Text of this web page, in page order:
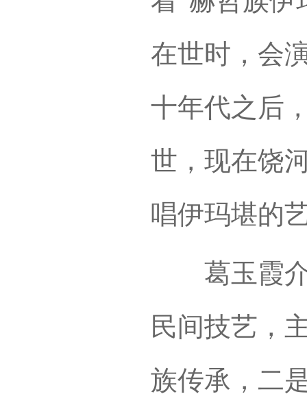
在世时，会
十年代之后
世，现在饶
唱伊玛堪的
葛玉霞介
民间技艺，
族传承，二